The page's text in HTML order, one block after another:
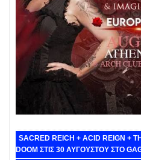
SACRED REICH + ACID REIGN +
DOOM ΣΤΙΣ 30 ΑΥΓΟΥΣΤΟΥ ΣΤΟ